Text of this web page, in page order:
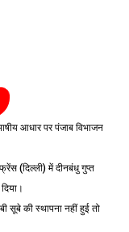
आधार पर पंजाब विभाजन
(दिल्ली) में दीनबंधु गुप्त
सूबे की स्थापना नहीं हुई तो